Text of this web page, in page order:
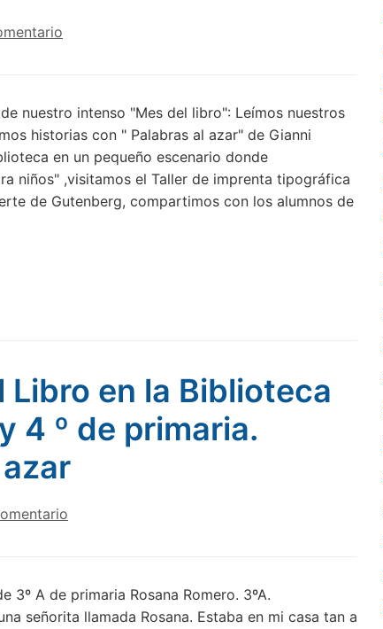
nuestro intenso "Mes del libro": Leímos nuestros
historias con " Palabras al azar" de Gianni
en un pequeño escenario donde
niños" ,visitamos el Taller de imprenta tipográfica
de Gutenberg, compartimos con los alumnos de
Libro en la Biblioteca
4 º de primaria.
3º A de primaria Rosana Romero. 3ºA.
señorita llamada Rosana. Estaba en mi casa tan a